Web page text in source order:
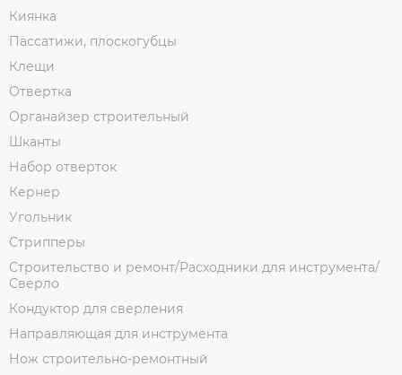
Киянка
Пассатижи, плоскогубцы
Клещи
Отвертка
Органайзер строительный
Шканты
Набор отверток
Кернер
Угольник
Стрипперы
Строительство и ремонт/Расходники для инструмента/
Сверло
Кондуктор для сверления
Направляющая для инструмента
Нож строительно-ремонтный